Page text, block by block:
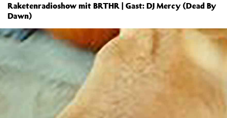
Raketenradioshow mit BRTHR | Gast: DJ Mercy (Dead By
Dawn)